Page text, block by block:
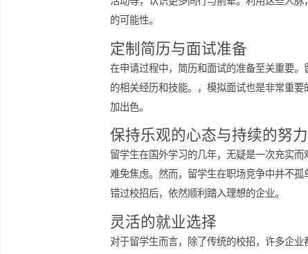
利用人脉资源进行主动出
求职的成功与否往往与人脉密切相关
活动等，认识更多同行与前辈。利用
的可能性。
定制简历与面试准备
在申请过程中，简历和面试的准备至
的相关经历和技能。，模拟面试也是
加出色。
留学生在国外学习的几年，无疑是一